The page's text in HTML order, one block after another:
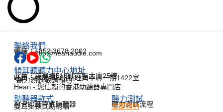
聯絡我們
電話：+852 3678 2002
電郵：info@heariaudio.com
傾耳聽聽力中心地址
北角：英皇道510號港運大廈25樓
旺角：彌敦道688號旺角中心一期1422室
*聽力測試敬請預約
Heari - 您信賴的香港助聽器專門店
助聽器款式
AI RIC耳背式助聽器
雙耳掛頸式助聽器
聽力測試​
聽力測試流程
立即預約